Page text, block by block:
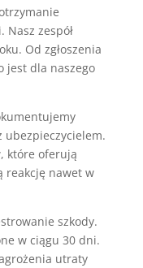
Nasz zespół
Od zgłoszenia
jest dla naszego
ubezpieczycielem.
które oferują
reakcję nawet w
szkody.
w ciągu 30 dni.
utraty